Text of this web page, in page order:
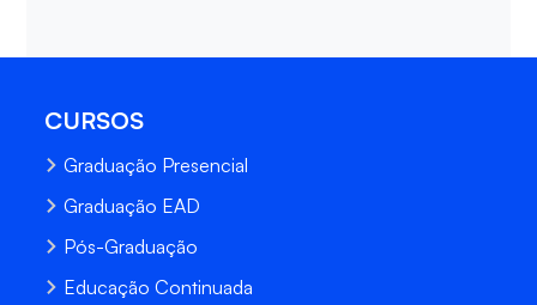
CURSOS
Graduação Presencial
Graduação EAD
Pós-Graduação
Educação Continuada